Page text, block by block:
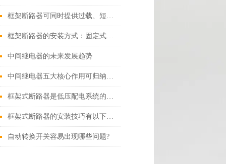
框架断路器可同时提供过载、短路、漏电保护功能
框架断路器的安装方式：固定式，插入式，抽出式
中间继电器的未来发展趋势
中间继电器五大核心作用可归纳如下
框架式断路器是低压配电系统的核心保护设备
框架式断路器的安装技巧有以下这些
自动转换开关容易出现哪些问题?